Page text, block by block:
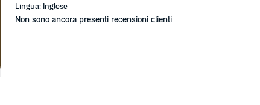
Lingua: Inglese
Non sono ancora presenti recensioni clienti